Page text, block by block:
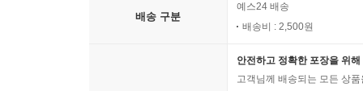
배송 구분
예스24 배송
배송비 : 2,500원
안전하고 정확한 포장을 위
고객님께 배송되는 모든 상